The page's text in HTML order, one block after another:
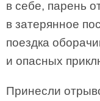
в себе, парень
в затерянное
поездка
и опасных
Принесли